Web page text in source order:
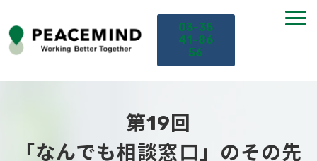
03-35
41-86
56
サービス
第19回
「なんでも相談窓口」のその先